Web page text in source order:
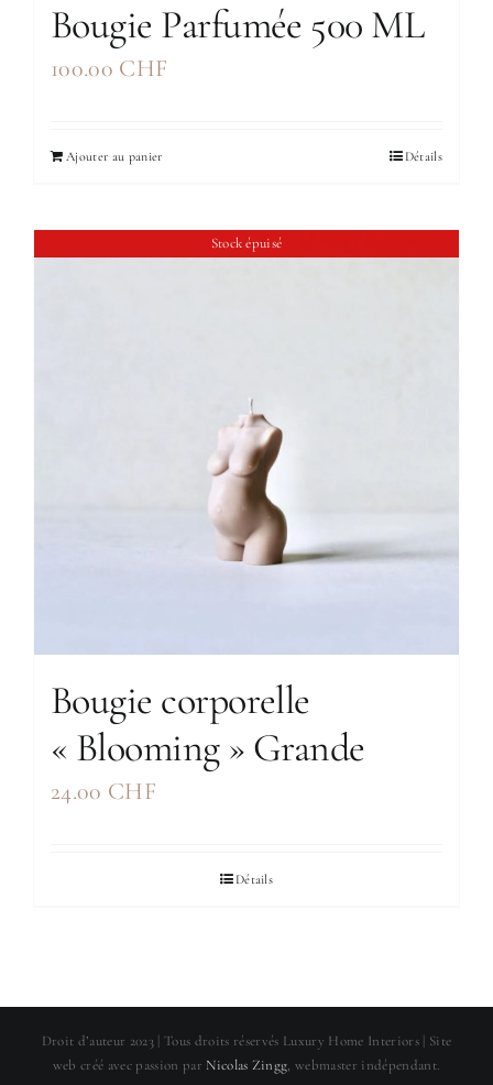
Bougie Parfumée 500 ML
100.00 CHF
Ajouter au panier Détails
Stock épuisé
Bougie corporelle
« Blooming » Grande
24.00 CHF
Détails
Droit d’auteur 2023 | Tous droits réservés Luxury Home Interiors | Site
web créé avec passion par Nicolas Zingg, webmaster indépendant.